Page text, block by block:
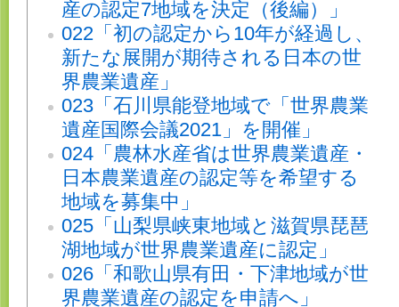
産の認定7地域を決定（後編）」
022「初の認定から10年が経過し、
新たな展開が期待される日本の世
界農業遺産」
023「石川県能登地域で「世界農業
遺産国際会議2021」を開催」
024「農林水産省は世界農業遺産・
日本農業遺産の認定等を希望する
地域を募集中」
025「山梨県峡東地域と滋賀県琵琶
湖地域が世界農業遺産に認定」
026「和歌山県有田・下津地域が世
界農業遺産の認定を申請へ」